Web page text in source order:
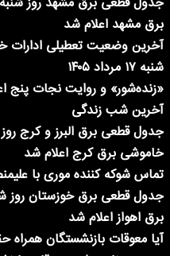
برق مشهد اعلام شد
آخرین وضعیت تعطیلی ادارات
شنبه ۱۷ مرداد ۱۴۰۵
«زنده‌شور» و روایت نجات
آخرین شب زندگی
خاموشی برق کرج اعلام شد
تماس شوکه کننده موری با
برق اهواز اعلام شد
آیا معوقات بازنشستگان